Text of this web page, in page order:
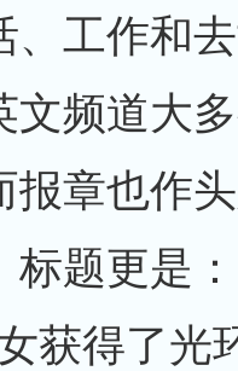
、工作和
文频道大
报章也作
标题更是
获得了光